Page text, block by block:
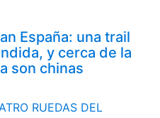
España: una trail
y cerca de la
son chinas